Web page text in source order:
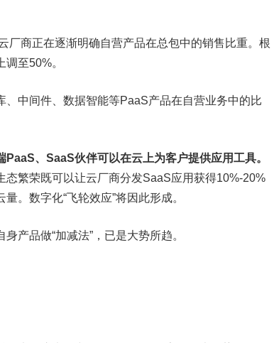
厂商正在逐渐明确自营产品在总包中的销售比重。根
至50%。
中间件、数据智能等PaaS产品在自营业务中的比
、SaaS伙伴可以在云上为客户提供应用工具。
繁荣既可以让云厂商分发SaaS应用获得10%-20%
。数字化“飞轮效应”将因此形成。
产品做“加减法”，已是大势所趋。